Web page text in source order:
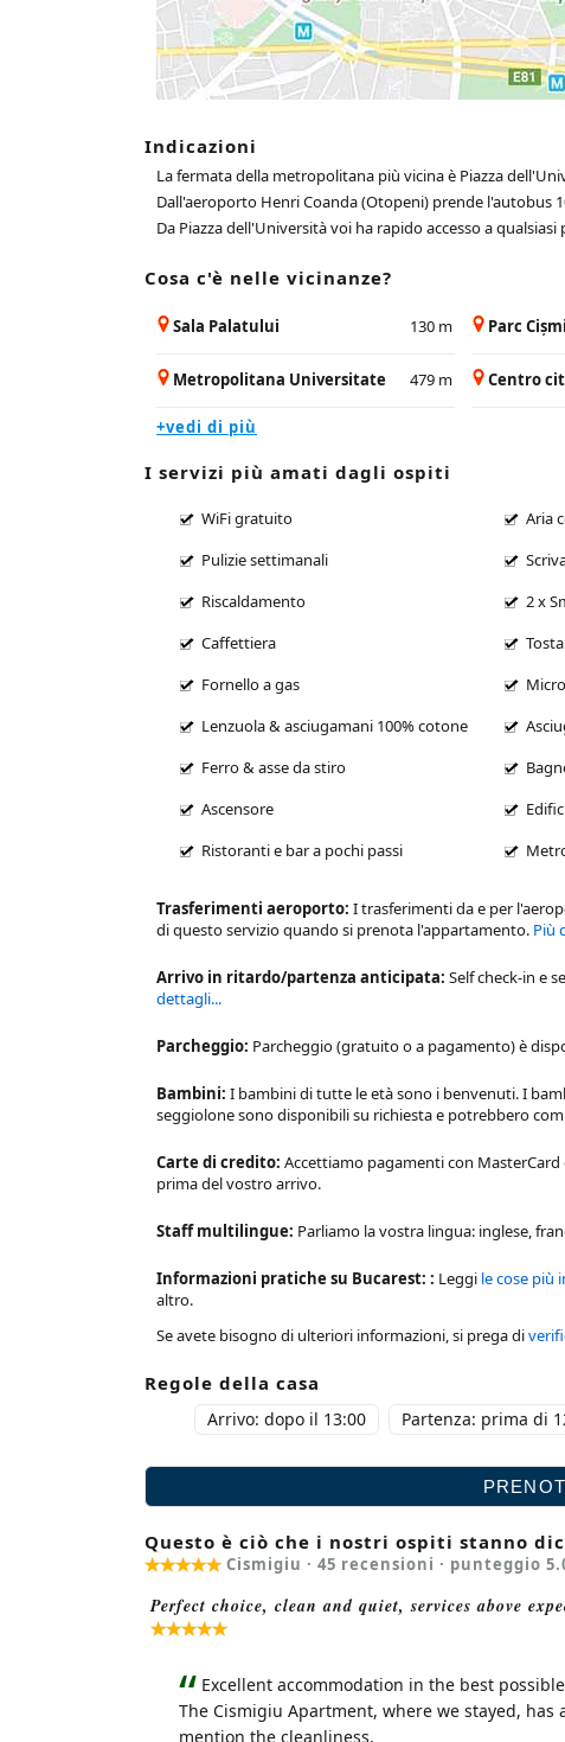
Indicazioni
La fermata della metropolitana più vicina è Piazza
Dall'aeroporto Henri Coanda (Otopeni) prende l'autobus
Da Piazza dell'Università voi ha rapido accesso a
Cosa c'è nelle vicinanze?
Sala Palatului 130 m Parc
Metropolitana Universitate 479 m Centro
+vedi di più
I servizi più amati dagli ospiti
WiFi gratuito Aria
Pulizie settimanali
Riscaldamento
2 x
Caffettiera
Fornello a gas
Lenzuola & asciugamani 100% cotone
Ferro & asse da stiro
Ascensore
Ristoranti e bar a pochi passi
Trasferimenti aeroporto: I trasferimenti da e per
di questo servizio quando si prenota l'appartamento. Più
Arrivo in ritardo/partenza anticipata: Self check-in e
dettagli...
Parcheggio: Parcheggio (gratuito o a pagamento) è
Bambini: I bambini di tutte le età sono i benvenuti. I
seggiolone sono disponibili su richiesta e potrebbero
Carte di credito: Accettiamo pagamenti con MasterCard
prima del vostro arrivo.
Staff multilingue: Parliamo la vostra lingua: inglese,
Informazioni pratiche su Bucarest: : Leggi le cose più
altro.
Se avete bisogno di ulteriori informazioni, si prega di
Regole della casa
Arrivo: dopo il 13:00 Partenza: prima di
Questo è ciò che i nostri ospiti stanno
Cismigiu · 45 recensioni · punteggio
Perfect choice, clean and quiet, services above
Excellent accommodation in the best
The Cismigiu Apartment, where we stayed,
mention the cleanliness.